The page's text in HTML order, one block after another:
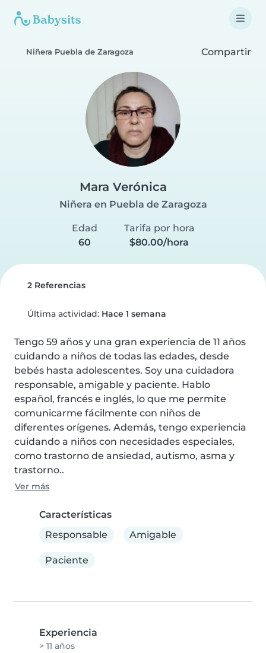
Niñera Puebla de Zaragoza Compartir
Mara Verónica
Niñera en Puebla de Zaragoza
Edad
60
Tarifa por hora
$80.00/hora
2 Referencias
Última actividad: Hace 1 semana
Tengo 59 años y una gran experiencia de 11 años
cuidando a niños de todas las edades, desde
bebés hasta adolescentes. Soy una cuidadora
responsable, amigable y paciente. Hablo
español, francés e inglés, lo que me permite
comunicarme fácilmente con niños de
diferentes orígenes. Además, tengo experiencia
cuidando a niños con necesidades especiales,
como trastorno de ansiedad, autismo, asma y
trastorno..
Ver más
Características
Responsable
Amigable
Paciente
Experiencia
> 11 años